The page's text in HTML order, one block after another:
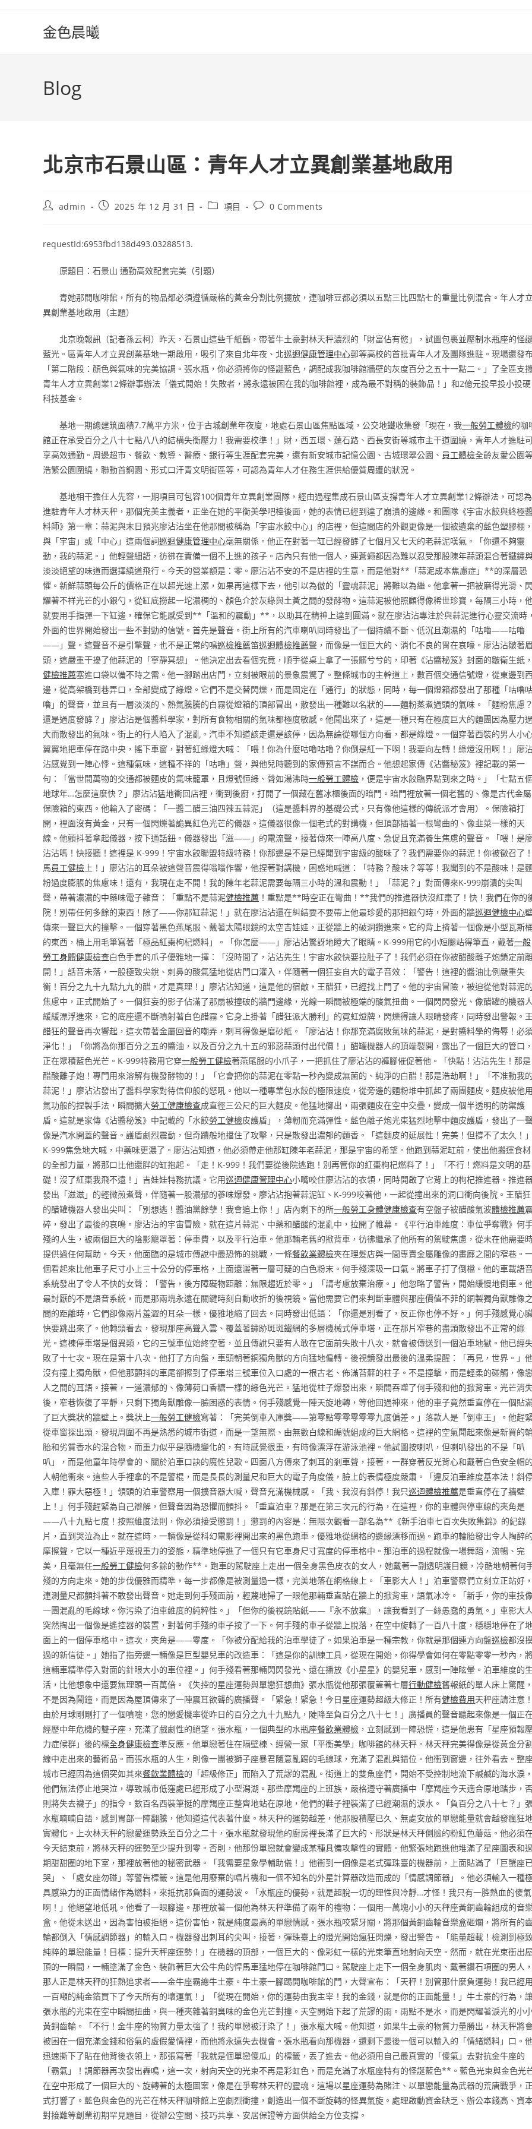
金色晨曦
Blog
北京市石景山區：青年人才立異創業基地啟用
Postadmin
Post2025 年 12 月 31 日
Post項目
Post0 Comments
requestId:6953fbd138d493.03288513.
原題目：石景山 通勤高效配套完美（引題）
青她那間咖啡館，所有的物品都必須遵循嚴格的黃金分割比例擺放，連咖啡豆都必須以五點三比四點七的重量比例混合。年人才立
異創業基地啟用（主題）
北京晚報訊（記者孫云柯）昨天，石景山這些千紙鶴，帶著牛土豪對林天秤濃烈的「財富佔有慾」，試圖包裹並壓制水瓶座的怪
藍光。區青年人才立異創業基地一期啟用，吸引了來自北年夜、北巡迴健康管理中心郵等高校的首批青年人才及團隊進駐。現場還發
「第二階段：顏色與氣味的完美協調。張水瓶，你必須將你的怪誕藍色，調配成我咖啡館牆壁的灰度百分之五十一點二。」了全區支
青年人才立異創業12條辦事辦法「儀式開始！失敗者，將永遠被困在我的咖啡館裡，成為最不對稱的裝飾品！」和2億元投早投小投硬
科技基金。
基地一期總建筑面積7.7萬平方米，位于古城創業年夜廈，地處石景山區焦點區域，公交地鐵收集發「現在，我一般勞工體檢的咖
館正在承受百分之八十七點八八的結構失衡壓力！我需要校準！」財，西五環、蓮石路、西長安街等城市主干道圍繞，青年人才進駐
享高效通勤。周邊超市、餐飲、教導、醫療、銀行等生涯配套完美，還有新安城市記憶公園、古城環翠公園、 員工體檢全齡友愛公園
浩繁公園圍繞，聯動首鋼園、形式口汗青文明街區等，可認為青年人才任務生涯供給優質周遭的狀況。
基地相干擔任人先容，一期項目可包容100個青年立異創業團隊，經由過程集成石景山區支撐青年人才立異創業12條辦法，可認為
進駐青年人才林天秤，那個完美主義者，正坐在她的平衡美學吧檯後面，她的表情已經到達了崩潰的邊緣。和團隊《宇宙水餃與終極
料師》第一章：蒜泥與末日預兆廖沾沾坐在他那間被稱為「宇宙水餃中心」的店裡，但這間店的外觀更像是一個被遺棄的藍色塑膠棚，
與「宇宙」或「中心」這兩個詞巡迴健康管理中心毫無關係。他正在對著一缸已經發酵了七個月又七天的老蒜泥嘆氣。「你還不夠靈
動，我的蒜泥。」他輕聲細語，彷彿在責備一個不上進的孩子。店內只有他一個人，連蒼蠅都因為難以忍受那股陳年蒜頭混合著鐵鏽
淡淡絕望的味道而選擇繞道飛行。今天的營業額是：零。廖沾沾不安的不是店裡的生意，而是他對**「蒜泥成本焦慮症」**的深層恐
懼。新鮮蒜頭每公斤的價格正在以超光速上漲，如果再這樣下去，他引以為傲的「靈魂蒜泥」將難以為繼。他拿著一把被磨得光滑、閃
耀著不祥光芒的小銀勺，從缸底撈起一坨濃稠的、顏色介於灰綠與土黃之間的發酵物。這蒜泥被他照顧得像稀世珍寶，每隔三小時，
就要用手指彈一下缸邊，確保它能感受到**「溫和的震動」**，以助其在精神上達到圓滿。就在廖沾沾專注於與蒜泥進行心靈交流時，
外面的世界開始發出一些不對勁的信號。首先是聲音。街上所有的汽車喇叭同時發出了一個持續不斷、低沉且潮濕的「咕嚕——咕嚕
——」聲。這聲音不是引擎聲，也不是正常的鳴巡檢推薦笛巡迴體檢推薦聲，而像是一個巨大的、消化不良的胃在哀嚎。廖沾沾皺著眉
頭，這嚴重干擾了他蒜泥的「寧靜冥想」。他決定出去看個究竟，順手從桌上拿了一張髒兮兮的，印著《沾醬秘笈》封面的皺衛生紙，
健檢推薦塞進口袋以備不時之需。他一腳踏出店門，立刻被眼前的景象震驚了。整條城市的主幹道上，數百個交通信號燈，從東邊到
邊，從高架橋到巷弄口，全部變成了綠燈。它們不是交替閃爍，而是固定在「通行」的狀態，同時，每一個燈箱都發出了那種「咕嚕
嚕」的聲音，並且有一層淡淡的、熱氣騰騰的白霧從燈箱的頂部冒出，散發出一種難以名狀的——麵粉蒸煮過頭的氣味。「麵粉焦慮？
還是過度發酵？」廖沾沾是個醬料學家，對所有食物相關的氣味都極度敏感。他聞出來了，這是一種只有在極度巨大的麵團因為壓力過
大而散發出的氣味。街上的行人陷入了混亂。汽車不知道該走還是該停，因為無論從哪個方向看，都是綠燈。一個穿著西裝的男人小
翼翼地把車停在路中央，搖下車窗，對著紅綠燈大喊：「喂！你為什麼咕嚕咕嚕？你倒是紅一下啊！我要向左轉！綠燈沒用啊！」廖
沾感覺到一陣心悸。這種氣味，這種不祥的「咕嚕」聲，與他兒時聽到的家傳預言不謀而合。他想起家傳《沾醬秘笈》裡記載的第一
句：「當世間萬物的交通都被麵皮的氣味籠罩，且燈號恒綠、聲如湯沸時一般勞工體檢 ，便是宇宙水餃臨界點到來之時。」「七點五個
地球年…怎麼這麼快？」廖沾沾猛地衝回店裡，衝到後廚，打開了一個藏在舊冰櫃後面的暗門。暗門裡放著一個老舊的、像是古代金屬
保險箱的東西。他輸入了密碼：「一醬二醋三油四辣五蒜泥」（這是醬料界的基礎公式，只有像他這樣的傳統派才會用）。保險箱打
開，裡面沒有黃金，只有一個閃爍著詭異紅色光芒的儀器。這儀器很像一個老式的對講機，但頂部插著一根彎曲的、像韭菜一樣的天
線。他顫抖著拿起儀器，按下通話鈕。儀器發出「滋——」的電流聲，接著傳來一陣高八度、急促且充滿養生焦慮的聲音。「喂！是
沾沾嗎！快接聽！這裡是 K-999！宇宙水餃聯盟特級特務！你那邊是不是已經聞到宇宙級的酸味了？我們需要你的蒜泥！你被徵召了！
馬員工健檢 上！」廖沾沾的耳朵被這聲音震得嗡嗡作響，他捏著對講機，困惑地喊道：「特務？酸味？等等！我聞到的不是酸味！是
粉過度膨脹的焦慮味！還有，我現在走不開！我的陳年老蒜泥需要每隔三小時的溫和震動！」「蒜泥？」對面傳來K-999崩潰的尖叫
聲，帶著濃濃的中藥味電子雜音：「重點不是蒜泥健檢推薦 ！重點是**時空正在彎曲！**我們的推進器快沒紅棗了！快！我們在你的
院！別帶任何多餘的東西！除了——你那缸蒜泥！」就在廖沾沾還在糾結要不要帶上他最珍愛的那把銀勺時，外面的牆巡迴健檢中心
傳來一聲巨大的撞擊。一個穿著黑色燕尾服、戴著太陽眼鏡的太空吉娃娃，正從牆上的破洞鑽進來。它的背上揹著一個像是小型瓦斯桶
的東西，桶上用毛筆寫著「極品紅棗枸杞燃料」。「你怎麼——」廖沾沾驚訝地瞪大了眼睛。K-999用它的小短腿站得筆直，戴著一般
勞工身體健康檢查白色手套的爪子優雅地一揮：「沒時間了，沾沾先生！宇宙水餃快要拉肚子了！我們必須在你被醋酸離子炮鎖定前
開！」話音未落，一股極致尖銳、刺鼻的酸氣猛地從店門口灌入，伴隨著一個狂妄自大的電子音效：「警告！這裡的醬油比例嚴重失
衡！百分之九十九點九九的醋，才是真理！」廖沾沾知道，這是他的宿敵，王醋狂，已經找上門了。他的宇宙冒險，被迫從他對蒜泥的
焦慮中，正式開始了。一個狂妄的影子佔滿了那扇被撞破的牆門邊緣，光線一瞬間被極端的酸氣扭曲。一個閃閃發光、像醋罐的機器人
緩緩漂浮進來，它的底座還不斷噴射著白色醋霧。它身上掛著「醋狂派大勝利」的霓虹燈牌，閃爍得讓人眼睛發疼，同時發出警報。王
醋狂的聲音再次響起，這次帶著金屬回音的嘲弄，刺耳得像是磨砂紙。「廖沾沾！你那充滿腐敗氣味的蒜泥，是對醬料學的侮辱！必
淨化！」「你將為你那百分之五的醬油，以及百分之九十五的邪惡蒜頭付出代價！」醋罐機器人的頂端裂開，露出了一個巨大的管口，
正在聚積藍色光芒。K-999特務用它穿一般勞工健檢著燕尾服的小爪子，一把抓住了廖沾沾的褲腳催促著他。「快點！沾沾先生！那是
醋酸離子炮！專門用來溶解有機發酵物的！」「它會把你的蒜泥在零點一秒內變成無菌的、純淨的白醋！那是浩劫啊！」「不准動我的
蒜泥！」廖沾沾發出了醬料學家對待信仰般的怒吼。他以一種專業包水餃的極限速度，從旁邊的麵粉堆中抓起了兩團麵皮。麵皮被他用
氣功般的捏製手法，瞬間擴大勞工健康檢查成直徑三公尺的巨大麵皮。他猛地擲出，兩張麵皮在空中交疊，變成一個半透明的防禦護
盾。這就是家傳《沾醬秘笈》中記載的「水餃勞工健檢皮護盾」，薄韌而充滿彈性。藍色離子炮光束猛烈地擊中麵皮護盾，發出了一
像是汽水開蓋的聲音。護盾劇烈震動，但奇蹟般地擋住了攻擊，只是散發出濃郁的麵香。「這麵皮的延展性！完美！但撐不了太久！」
K-999焦急地大喊，中藥味更濃了。廖沾沾知道，他必須帶走他那缸陳年老蒜泥，那是宇宙的希望。他跑到蒜泥缸前，使出他搬運食材
的全部力量，將那口比他還胖的缸抱起。「走！K-999！我們要從後院逃跑！別再管你的紅棗枸杞燃料了！」「不行！燃料是文明的基
礎！沒了紅棗我飛不遠！」吉娃娃特務抗議。它用巡迴健康管理中心小嘴咬住廖沾沾的衣領，同時開啟了它背上的枸杞推進器。推進
發出「滋滋」的輕微煎煮聲，伴隨著一股濃郁的蔘味爆發。廖沾沾抱著蒜泥缸、K-999咬著他，一起從撞出來的洞口衝向後院。王醋狂
的醋罐機器人發出尖叫：「別想逃！醬油黨餘孽！我會追上你！」店內剩下的所一般勞工身體健康檢查有空盤子被醋酸氣波體檢推薦
碎，發出了最後的哀鳴。廖沾沾的宇宙冒險，就在這片蒜泥、中藥和醋酸的混亂中，拉開了帷幕。《平行泊車維度：車位爭奪戰》何
殘的人生，被兩個巨大的陰影籠罩著：停車費，以及平行泊車。他那輛老舊的掀背車，彷彿繼承了他所有的駕駛焦慮，從未在他需要
提供過任何幫助。今天，他面臨的是城市傳說中最恐怖的挑戰，一條餐飲業體檢夾在理髮店與一間專賣金屬雕像的畫廊之間的窄巷。
個看起來比他車子尺寸小上三十公分的停車格，上面還灑著一層可疑的白色粉末。何手殘深吸一口氣。將車子打了倒檔。他的車載語
系統發出了令人不快的女聲：「警告，後方障礙物距離：無限趨近於零。」「請考慮放棄治療。」他忽略了警告，開始緩慢地倒車。
最討厭的不是語音系統，而是那兩塊永遠在關鍵時刻自動收折的後視鏡。當他需要它們來判斷車體與那座價值不菲的銅製獨角獸雕像之
間的距離時，它們卻像兩片羞澀的耳朵一樣，優雅地縮了回去。同時發出低語：「你還是別看了，反正你也停不好。」何手殘感覺心
快要跳出來了。他轉頭看去，發現那座高聳入雲、覆蓋著鏽跡斑斑鐵網的多層機械式停車塔，正在那片窄巷的盡頭散發出不正常的綠
光。這棟停車塔是個異類，它的三號車位始終空著，並且傳說只要有人敢在它面前失敗十八次，就會被傳送到一個泊車地獄。他已經
敗了十七次。現在是第十八次。他打了方向盤，車頭朝著銅獨角獸的方向猛地偏轉。後視鏡發出最後的溫柔提醒：「再見，世界。」
沒有撞上獨角獸，但他那顫抖的車尾卻擦到了停車塔三號車位入口處的一根古老、佈滿苔蘚的柱子。不是撞擊，而是輕柔的碰觸，像
人之間的耳語。接著，一道濃郁的、像薄荷口香糖一樣的綠色光芒。猛地從柱子爆發出來，瞬間吞噬了何手殘和他的掀背車。光芒消
後，窄巷恢復了平靜，只剩下獨角獸雕像一臉困惑的表情。何手殘感覺一陣天旋地轉，等他回過神來，他的車子竟然垂直停在一個貼
了巨大獎狀的牆壁上。獎狀上一般勞工健檢寫著：「完美倒車入庫獎——第零點零零零零零九度偏差。」落款人是「倒車王」。他趕緊
從車窗探出頭，發現周圍不再是熟悉的城市街道，而是一望無際、由無數白線和編號組成的巨大網格。這裡的空氣聞起來像是新買的
胎和劣質香水的混合物，而重力似乎是隨機變化的，有時感覺很重，有時像漂浮在游泳池裡。他試圖按喇叭，但喇叭發出的不是「叭
叭」，而是他童年時學會的、關於泊車口訣的魔性兒歌。四面八方傳來了刺耳的剎車聲，接著，一群穿著反光背心和戴著白色安全帽的
人朝他衝來。這些人手裡拿的不是警棍，而是長長的測量尺和巨大的電子角度儀，臉上的表情極度嚴肅。「違反泊車維度基本法！斜
入庫！罪大惡極！」領頭的泊車警察用一個擴音器大喊，聲音充滿機械感。「我、我沒有斜停！我只巡迴體檢推薦是垂直停在了牆壁
上！」何手殘趕緊為自己辯解，但聲音因為恐懼而顫抖。「垂直泊車？那是在第三次元的行為，在這裡，你的車體與停車線的夾角是
——八十九點七度！按照維度法則，你必須接受懲罰！」懲罰的內容是：無限次觀看一部名為**《新手泊車七百次失敗集錦》的紀錄
片，直到哭泣為止。就在這時，一輛像是從科幻電影裡開出來的黑色跑車，優雅地從網格的邊緣漂移而過。跑車的輪胎發出令人陶醉的
摩擦聲，它以一種近乎蔑視重力的姿態，精準地停進了一個只有它車身尺寸寬度的停車格中。那泊車的過程就像一場舞蹈，流暢、完
美，且毫無任一般勞工健檢何多餘的動作**。跑車的駕駛座上走出一個全身黑色皮衣的女人，她戴著一副透明護目鏡，冷酷地朝著何
殘的方向走來。她的步伐優雅而精準，每一步都像是被測量過一樣，完美地落在網格線上。「車影大人！」泊車警察們立刻立正站好，
連測量尺都顫抖著不敢發出聲音。她走到何手殘面前，輕蔑地掃了一眼他那輛垂直貼在牆上的掀背車，語氣冰冷。「新手，你的車技像
一團混亂的毛線球。你污染了泊車維度的純粹性。」「但你的後視鏡貼紙——『永不放棄』，讓我看到了一絲愚蠢的勇氣。」車影大人
突然掏出一個像是遙控器的裝置，對著何手殘的車子按了一下。何手殘的車子從牆上脫落，在空中旋轉了一百八十度，穩穩地停在了
面上的一個停車格中。這次，夾角是——零度。「你被分配給我的泊車學徒了。如果泊車是一種宗教，你就是那個連方向盤巡檢都沒
過的新信徒。」她指了指旁邊一輛像是巨型嬰兒車的改造車：「這是你的訓練工具，從現在開始，你得學會如何在零點零零一秒內，
這輛車精準停入對面的針眼大小的車位裡。」何手殘看著那輛閃閃發光、還在播放《小星星》的嬰兒車，感到一陣眩暈。泊車維度的生
活，比他想象中還要無理頭一百萬倍。《失控的星座運勢與單戀狂想曲》張水瓶從他那張覆蓋著七層行動健檢舊報紙的單人床上驚醒，
不是因為鬧鐘，而是因為屋頂傳來了一陣震耳欲聾的廣播聲。「緊急！緊急！今日星座運勢超級大修正！所有健檢費用天秤座請注意！
由於月球剛剛打了一個噴嚏，您的戀愛機率從昨日的百分之九十九點九，陡降至負百分之八十七！」廣播員的聲音聽起來像是一個正
經歷中年危機的雙子座，充滿了戲劇性的絕望。張水瓶，一個典型的水瓶座餐飲業體檢 ，立刻感到一陣恐慌，這是他患有「星座預報壓
力症候群」後的標全身健康檢查準反應。他單戀著住在隔壁棟、經營一家「平衡美學」咖啡館的林天秤。林天秤完美得像是從黃金分割
線中走出來的藝術品。而張水瓶的人生，則像一團被獅子座暴君隨意亂踢的毛線球，充滿了混亂與錯位。他衝到窗邊，往外看去。整
城市已經因為這個突如其來餐飲業體檢的「超級修正」而陷入了荒謬的混亂。街道上的雙魚座們，開始不受控制地流下鹹鹹的海水淚，
他們無法停止地哭泣，導致城市低窪處已經形成了小型潟湖。那些摩羯座的上班族，嚴格遵守著廣播中「摩羯座今天適合原地踏步，否
則將失去襪子」的指令。數百名西裝筆挺的摩羯座正整齊地站在原地，他們的鞋子裡裝滿了已經潮濕的淚水。「負百分之八十七？」
水瓶喃喃自語，感到胃部一陣翻騰，他知道這代表著什麼。林天秤的運勢越差，他那股積壓已久、無處安放的單戀能量就會越發瘋狂
實體化。上次林天秤的戀愛運勢跌至百分之二十，張水瓶就發現他的廚房裡長滿了巨大的、形狀是林天秤側臉的粉紅色蘑菇。他必須
今天結束前，將林天秤的運勢至少提升到零。否則，他那份單戀就會變成某種具備攻擊性的實體。他緊張地跑進他堆滿了星座圖表和過
期甜甜圈的地下室，那裡放著他的秘密武器。「我需要星象學輔助儀！」他衝到一個像是老式彈珠臺的機器前，上面貼滿了「巨蟹座
哭」、「處女座勿碰」等警告標籤。這是他用廢棄的唱片機和一個不知名的外星計算器改造而成的「情感調節器」。他必須輸入一種
具感染力的正面情緒作為燃料，來抵抗那負面的運勢波。「水瓶座的優勢，就是超脫一切的理性與冷靜…才怪！我只有一腔熱血的傻氣
啊！」他絕望地低吼。他看了一眼腳邊。那裡放著一個他為林天秤準備了兩年的禮物：一個用一萬塊小小的天秤座黃銅齒輪組成的音
盒。他從未送出，因為害怕被拒絕。這份害怕，就是純度最高的單戀情感。張水瓶咬緊牙關，將那個黃銅齒輪音樂盒砸爛，將所有的
輪都倒入「情感調節器」的輸入口。機器發出刺耳的尖叫，接著，彈珠臺上的燈光開始瘋狂閃爍，發出警告。「能量超載！檢測到極致
純粹的單戀能量！目標：提升天秤座運勢！」在機器的頂部，一個巨大的、像彩虹一樣的光束筆直地射向天空。然而，就在光束衝出屋
頂的一瞬間，一輛塗滿了金色、裝飾著巨大公牛角的悍馬車猛地停在咖啡館門口。駕駛座上走下一個全身肌肉、戴著鑽石項圈的男人，
那人正是林天秤的狂熱追求者——金牛座霸總牛土豪。牛土豪一腳踢開咖啡館的門，大聲宣布：「天秤！別管那什麼負運勢！我已經用
一百噸的純金箔買下了今天所有的壞運氣！」「從現在開始，你的運勢由我主宰！我的金錢，就是你的正面能量！」牛土豪的行為，
張水瓶的光束在空中瞬間扭曲，與一種夾雜著銅臭味的金色光芒對撞。天空開始下起了荒謬的雨。雨點不是水，而是閃耀著淚光的小
黃銅齒輪。「不行！金牛座的物質力量太強了！我的單戀被汙染了！」張水瓶大喊。他知道，如果牛土豪的物質力量勝出，林天秤將
被困在一個充滿金錢和俗氣的虛假愛情裡，而他將永遠失去機會。張水瓶看向那機器，還剩下最後一個可以輸入的「情緒燃料」口。
迅速撕下了貼在他背後衣領上，那張寫著「我就是個單戀傻瓜」的標籤，丟了進去。他必須用自己最真實的「傻氣」去對抗金牛座的
「霸氣」！調節器再次發出轟鳴，這一次，射向天空的光束不再是彩虹色，而是充滿了水瓶座特有的怪誕藍色**。藍色光束與金色光
在空中形成了一個巨大的、旋轉著的太極圖案，像是在爭奪林天秤的靈魂。這場以星座運勢為賭注、以單戀能量為武器的荒唐戰爭，正
式打響了。藍色與金色的光芒在林天秤咖啡館上空劇烈衝撞，創造出一個不斷旋轉的怪異氣旋。處理啟動資金缺乏、辦公本錢高、資
對接難等創業初期罕見題目，從辦公空間、技巧共享、安居保證等方面供給全方位支撐。